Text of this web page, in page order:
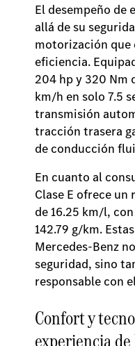
El desempeño de
allá de su
motorización
eficiencia.
204 hp y 320 Nm
km/h en solo 7.5
transmisión
tracción trasera
de conducción
En cuanto al
Clase E ofrece
de 16.25 km/l,
142.79 g/km.
Mercedes-Benz
seguridad, sino
responsable con
Confort y
experiencia